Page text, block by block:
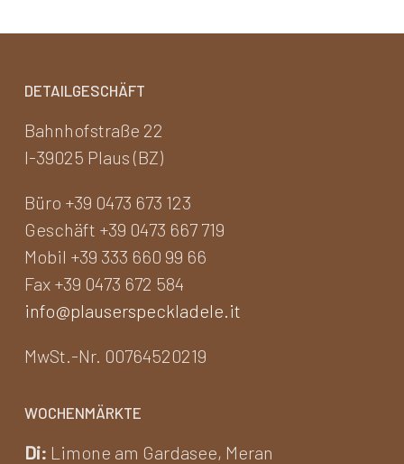
DETAILGESCHÄFT
Bahnhofstraße 22
I-39025 Plaus (BZ)
Büro +39 0473 673 123
Geschäft +39 0473 667 719
Mobil +39 333 660 99 66
Fax +39 0473 672 584
info@plauserspeckladele.it
MwSt.-Nr. 00764520219
WOCHENMÄRKTE
Di: Limone am Gardasee, Meran